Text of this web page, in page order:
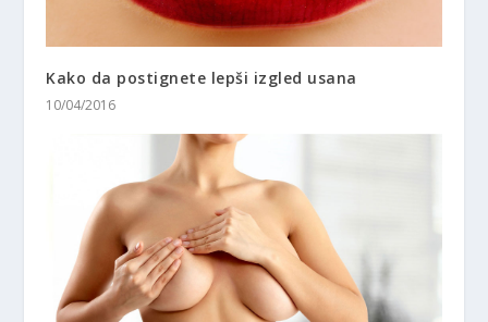
Kako da postignete lepši izgled usana
10/04/2016